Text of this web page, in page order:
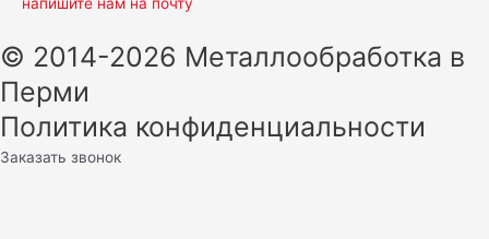
© 2014-2026 Металлообработка в
Перми
Политика конфиденциальности
Заказать звонок